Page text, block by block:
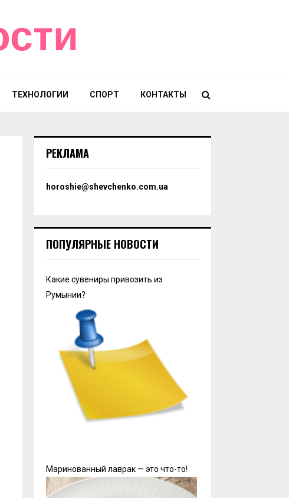
ТЕХНОЛОГИИ СПОРТ КОНТАКТЫ
РЕКЛАМА
horoshie@shevchenko.com.ua
ПОПУЛЯРНЫЕ НОВОСТИ
Какие сувениры привозить из
Румынии?
Маринованный лаврак — это что-то!